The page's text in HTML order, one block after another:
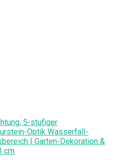
5-stufiger
Optik Wasserfall-
| Garten-Dekoration &
cm